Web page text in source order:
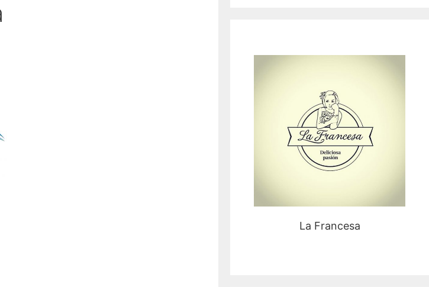
La Francesa